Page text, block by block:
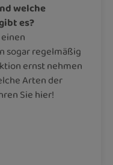
welche
es?
sogar regelmäßig
ernst nehmen
Arten der
Sie hier!